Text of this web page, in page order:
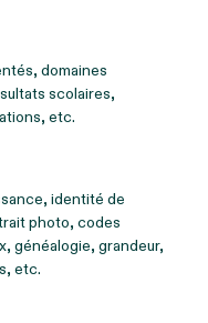
domaines
scolaires,
etc.
identité de
photo, codes
généalogie, grandeur,
etc.